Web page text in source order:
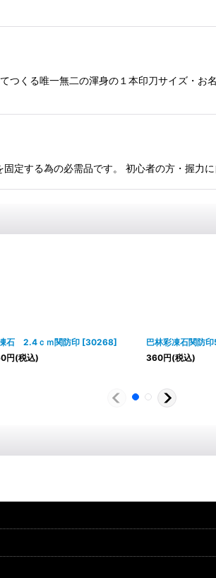
唯一無二の渾身の１本印刀サイズ・お名
する為の必需品です。 初心者の方・握力
石 2.4ｃｍ関防印 [30268]
円(税込)
巴林彩凍石関防
360円(税込)